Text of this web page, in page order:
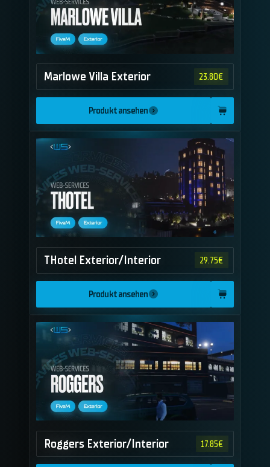
Marlowe Villa Exterior 23.80€
Produkt ansehen
THotel Exterior/Interior 29.75€
Produkt ansehen
Roggers Exterior/Interior 17.85€